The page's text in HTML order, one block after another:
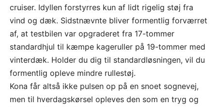
cruiser. Idyllen forstyrres kun af lidt rigelig støj fra
vind og dæk. Sidstnævnte bliver formentlig forværret
af, at testbilen var opgraderet fra 17-tommer
standardhjul til kæmpe kageruller på 19-tommer med
vinterdæk. Holder du dig til standardløsningen, vil du
formentlig opleve mindre rullestøj.
Kona får altså ikke pulsen op på en snoet sognevej,
men til hverdagskørsel opleves den som en tryg og